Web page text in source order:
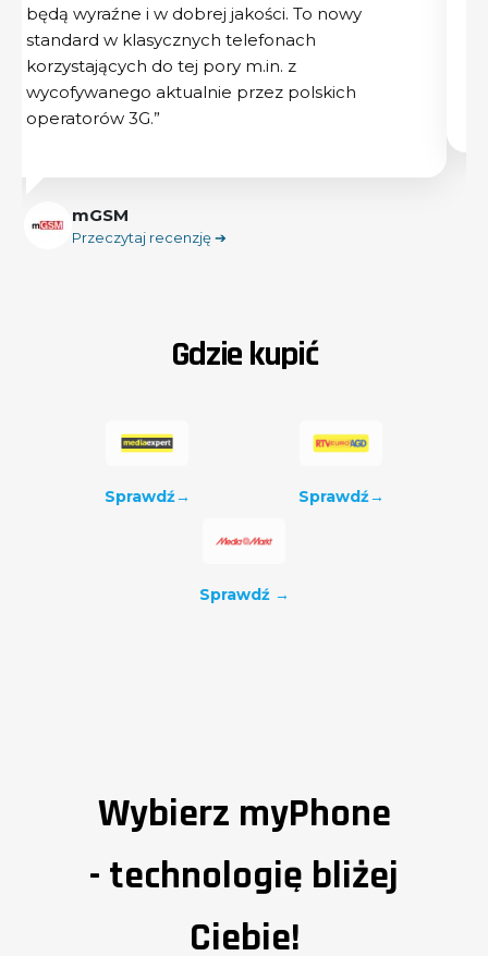
będą wyraźne i w dobrej jakości. To nowy
standard w klasycznych telefonach
korzystających do tej pory m.in. z
wycofywanego aktualnie przez polskich
operatorów 3G.”
mGSM
Przeczytaj recenzję ➔
Gdzie kupić
Sprawdź→ Sprawdź→
Sprawdź →
Wybierz myPhone
- technologię bliżej
Ciebie!